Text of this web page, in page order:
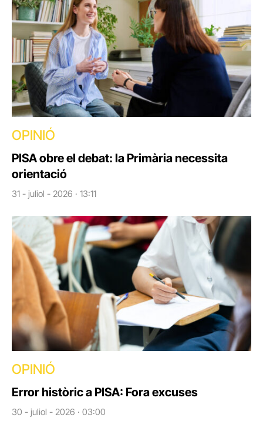
OPINIÓ
PISA obre el debat: la Primària necessita
orientació
31 - juliol - 2026 · 13:11
OPINIÓ
Error històric a PISA: Fora excuses
30 - juliol - 2026 · 03:00